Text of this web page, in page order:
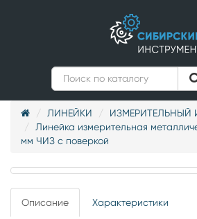
ЛИНЕЙКИ
ИЗМЕРИТЕЛЬНЫЙ
Линейка измерительная
мм ЧИЗ с поверкой
Описание Характеристики